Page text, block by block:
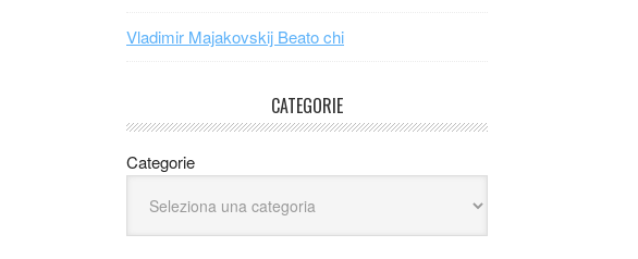
Vladimir Majakovskij Beato chi
CATEGORIE
Categorie